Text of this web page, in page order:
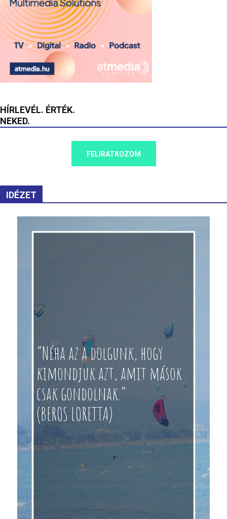
HÍRLEVÉL. ÉRTÉK.
NEKED.
FELIRATKOZOM
IDÉZET
“Néha az a dolgunk, hogy
kimondjuk azt, amit mások
csak gondolnak.”
(BEROS LORETTA)